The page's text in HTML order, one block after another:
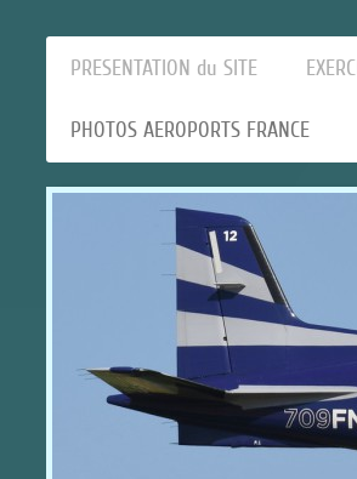
PRESENTATION du SITE
PHOTOS AEROPORTS FRANCE